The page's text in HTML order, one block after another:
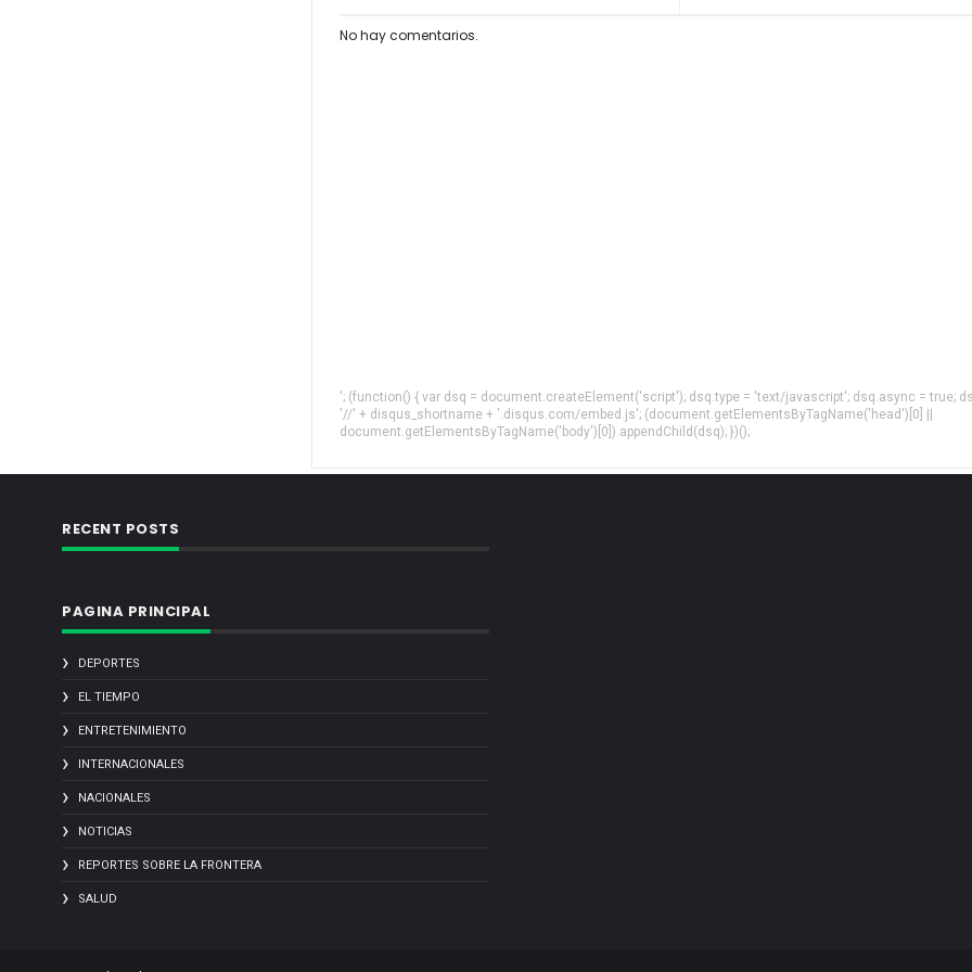
No hay comentarios.
'; (function() { var dsq = document.createElement('script'); dsq.type = 'text/javascript'; dsq.async = true;
'//' + disqus_shortname + '.disqus.com/embed.js'; (document.getElementsByTagName('head')[0] ||
document.getElementsByTagName('body')[0]).appendChild(dsq); })();
RECENT POSTS
PAGINA PRINCIPAL
DEPORTES
EL TIEMPO
ENTRETENIMIENTO
INTERNACIONALES
NACIONALES
NOTICIAS
REPORTES SOBRE LA FRONTERA
SALUD